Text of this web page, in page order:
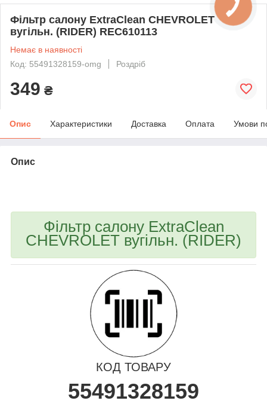
Фільтр салону ExtraClean CHEVROLET
вугільн. (RIDER) REC610113
Немає в наявності
Код: 55491328159-omg
Роздріб
349 ₴
Опис Характеристики Доставка Оплата Умови
Опис
Фільтр салону ExtraClean
CHEVROLET вугільн. (RIDER)
КОД ТОВАРУ
55491328159